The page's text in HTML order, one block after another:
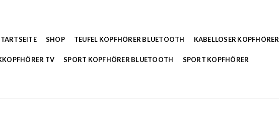
SHOP TEUFEL KOPFHÖRER BLUETOOTH KABELLOSER KOPFHÖRER
TV SPORT KOPFHÖRER BLUETOOTH SPORT KOPFHÖRER